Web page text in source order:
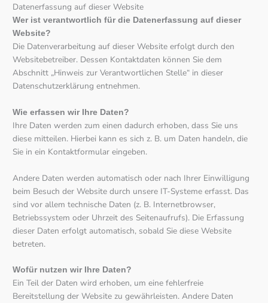
Datenerfassung auf dieser Website
Wer ist verantwortlich für die Datenerfassung auf dieser
Website?
Die Datenverarbeitung auf dieser Website erfolgt durch den
Websitebetreiber. Dessen Kontaktdaten können Sie dem
Abschnitt „Hinweis zur Verantwortlichen Stelle“ in dieser
Datenschutzerklärung entnehmen.
Wie erfassen wir Ihre Daten?
Ihre Daten werden zum einen dadurch erhoben, dass Sie uns
diese mitteilen. Hierbei kann es sich z. B. um Daten handeln, die
Sie in ein Kontaktformular eingeben.
Andere Daten werden automatisch oder nach Ihrer Einwilligung
beim Besuch der Website durch unsere IT-Systeme erfasst. Das
sind vor allem technische Daten (z. B. Internetbrowser,
Betriebssystem oder Uhrzeit des Seitenaufrufs). Die Erfassung
dieser Daten erfolgt automatisch, sobald Sie diese Website
betreten.
Wofür nutzen wir Ihre Daten?
Ein Teil der Daten wird erhoben, um eine fehlerfreie
Bereitstellung der Website zu gewährleisten. Andere Daten